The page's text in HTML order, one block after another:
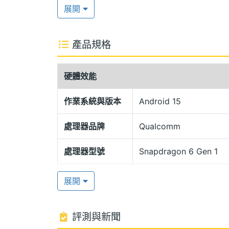
冷雕玻璃工藝機身
宛如魚尾鱗片般細膩多彩，光影下綻放五
濕手螢幕觸控功能，帶來安心的全天候使
高通 Snapdragon 6 Gen 1
OPPO Reno14 F 5G 搭載 Qualcomm
256GB ROM、12GB RAM / 256GB
儲存空間；導入 AI 奈米多重散熱系統，
6,000mAh 大容量電池，支援 45W
OPPO Reno14 F 5G 推出全新超級工具
展開
產品規格
硬體效能
作業系統與版本 Android 15
處理器品牌 Qualcomm
處理器型號 Snapdragon 6 Gen 1
處理器核心數
RAM記憶體 12 GB, 8 GB
展開
評測與新聞